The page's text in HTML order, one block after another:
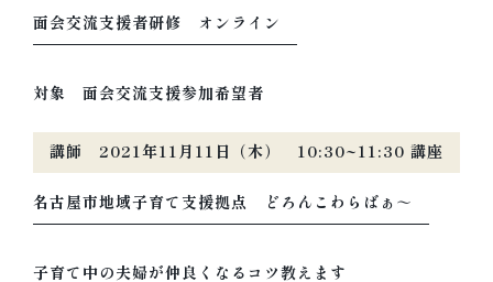
面会交流支援者研修 オンライン
対象 面会交流支援参加希望者
講師 2021年11月11日（木） 10:30~11:30 講座
名古屋市地域子育て支援拠点 どろんこわらばぁ～
子育て中の夫婦が仲良くなるコツ教えます